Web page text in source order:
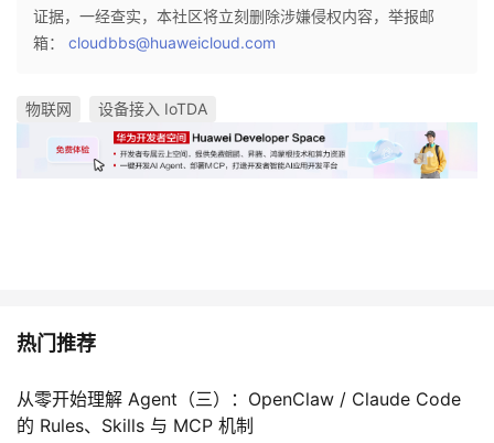
证据，一经查实，本社区将立刻删除涉嫌侵权内容，举报邮
箱： cloudbbs@huaweicloud.com
物联网 设备接入 IoTDA
热门推荐
从零开始理解 Agent（三）：OpenClaw / Claude Code
的 Rules、Skills 与 MCP 机制